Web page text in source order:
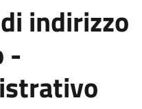
indirizzo
-